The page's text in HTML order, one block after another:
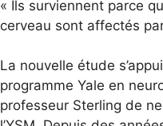
« Ils surviennent parce
cerveau sont affectés
La nouvelle étude
programme Yale en
professeur Sterling de